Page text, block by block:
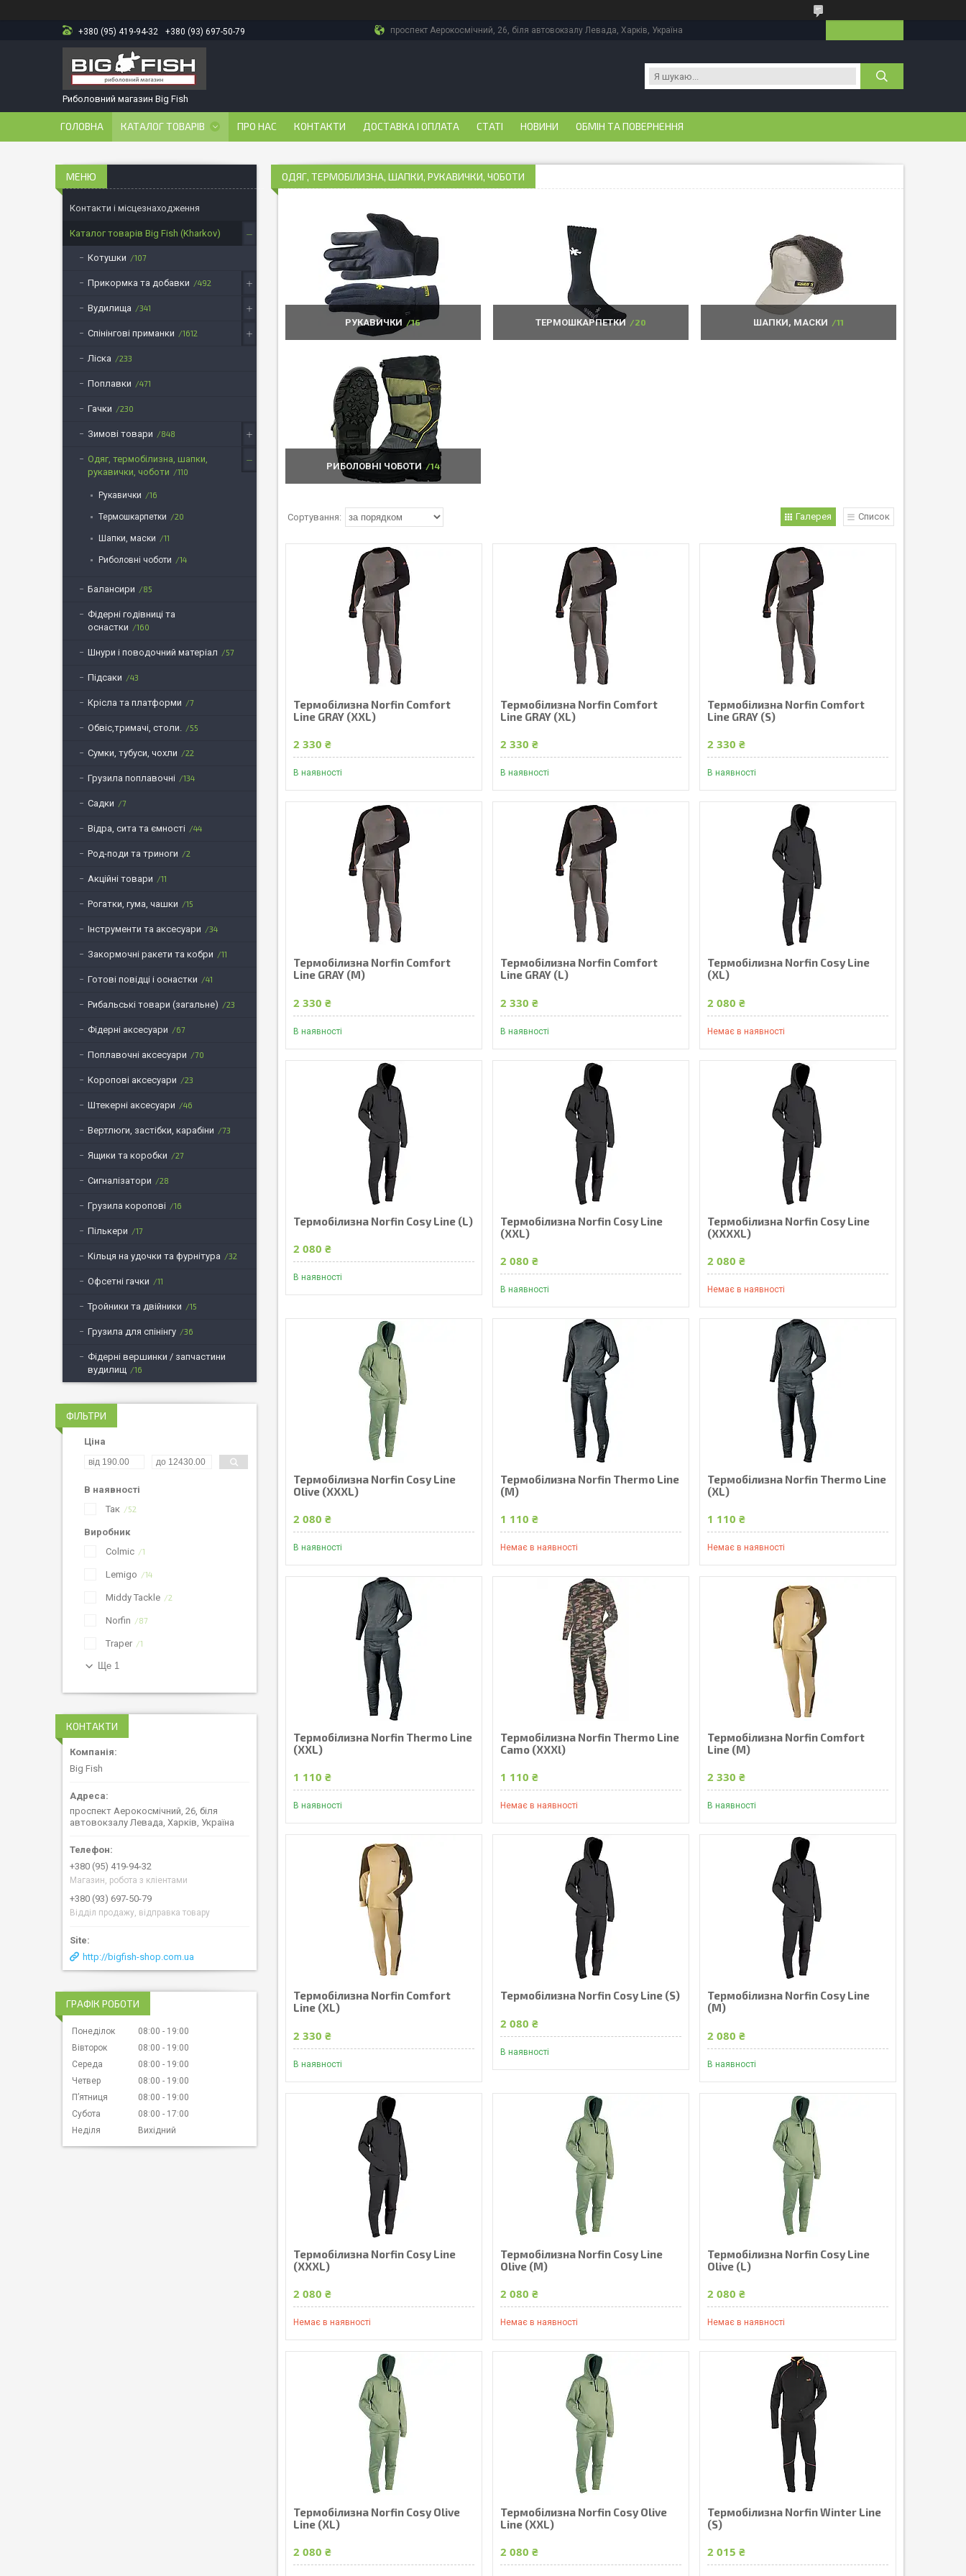
+380 (95) 419-94-32 +380 (93) 697-50-79 проспект Аерокосмічний, 26, біля автовокзалу Левада, Харків, Україна
Риболовний магазин Big Fish
ГОЛОВНА КАТАЛОГ ТОВАРІВ ПРО НАС КОНТАКТИ ДОСТАВКА І ОПЛАТА СТАТІ НОВИНИ ОБМІН ТА ПОВЕРНЕННЯ
ОДЯГ, ТЕРМОБІЛИЗНА, ШАПКИ, РУКАВИЧКИ, ЧОБОТИ
РУКАВИЧКИ 16 ТЕРМОШКАРПЕТКИ 20 ШАПКИ, МАСКИ 11
РИБОЛОВНІ ЧОБОТИ 14
Галерея Список
Термобілизна Norfin Comfort
Line GRAY (XXL)
2 330 ₴
В наявності
Термобілизна Norfin Comfort
Line GRAY (XL)
2 330 ₴
В наявності
Термобілизна Norfin Comfort
Line GRAY (S)
2 330 ₴
В наявності
Термобілизна Norfin Comfort
Line GRAY (M)
2 330 ₴
В наявності
Термобілизна Norfin Comfort
Line GRAY (L)
2 330 ₴
В наявності
Термобілизна Norfin Cosy Line
(XL)
2 080 ₴
Немає в наявності
Термобілизна Norfin Cosy Line (L)
2 080 ₴
В наявності
Термобілизна Norfin Cosy Line
(XXL)
2 080 ₴
В наявності
Термобілизна Norfin Cosy Line
(XXXXL)
2 080 ₴
Немає в наявності
Термобілизна Norfin Cosy Line
Olive (XXXL)
2 080 ₴
В наявності
Термобілизна Norfin Thermo Line
(M)
1 110 ₴
Немає в наявності
Термобілизна Norfin Thermo Line
(XL)
1 110 ₴
Немає в наявності
Термобілизна Norfin Thermo Line
(XXL)
1 110 ₴
В наявності
Термобілизна Norfin Thermo Line
Camo (XXXl)
1 110 ₴
Немає в наявності
Термобілизна Norfin Comfort
Line (M)
2 330 ₴
В наявності
Термобілизна Norfin Comfort
Line (XL)
2 330 ₴
В наявності
Термобілизна Norfin Cosy Line (S)
2 080 ₴
В наявності
Термобілизна Norfin Cosy Line
(M)
2 080 ₴
В наявності
Термобілизна Norfin Cosy Line
(XXXL)
2 080 ₴
Немає в наявності
Термобілизна Norfin Cosy Line
Olive (M)
2 080 ₴
Немає в наявності
Термобілизна Norfin Cosy Line
Olive (L)
2 080 ₴
Немає в наявності
Термобілизна Norfin Cosy Olive
Line (XL)
2 080 ₴
Термобілизна Norfin Cosy Olive
Line (XXL)
2 080 ₴
Термобілизна Norfin Winter Line
(S)
2 015 ₴
Контакти і місцезнаходження
Каталог товарів Big Fish (Kharkov)
Котушки 107
Прикормка та добавки 492
Вудилища 341
Спінінгові приманки 1612
Ліска 233
Поплавки 471
Гачки 230
Зимові товари 848
Одяг, термобілизна, шапки,
рукавички, чоботи
110
Рукавички 16
Термошкарпетки 20
Шапки, маски 11
Риболовні чоботи 14
Балансири 85
Фідерні годівниці та
оснастки
160
Шнури і поводочний матеріал 57
Підсаки 43
Крісла та платформи 7
Обвіс,тримачі, столи. 55
Сумки, тубуси, чохли 22
Грузила поплавочні 134
Садки 7
Відра, сита та ємності 44
Род-поди та триноги 2
Акційні товари 11
Рогатки, гума, чашки 15
Інструменти та аксесуари 34
Закормочні ракети та кобри 11
Готові повідці і оснастки 41
Рибальські товари (загальне) 23
Фідерні аксесуари 67
Поплавочні аксесуари 70
Коропові аксесуари 23
Штекерні аксесуари 46
Вертлюги, застібки, карабіни 73
Ящики та коробки 27
Сигналізатори 28
Грузила коропові 16
Пількери 17
Кільця на удочки та фурнітура 32
Офсетні гачки 11
Тройники та двійники 15
Грузила для спінінгу 36
Фідерні вершинки / запчастини
вудилищ
16
ФІЛЬТРИ
Ціна
В наявності
Так
52
Виробник
Colmic
1
Lemigo 14
Middy Tackle 2
Norfin 87
Traper 1
Ще 1
КОНТАКТИ
Big Fish
проспект Аерокосмічний, 26, біля
автовокзалу Левада, Харків, Україна
+380 (95) 419-94-32
Магазин, робота з кліентами
+380 (93) 697-50-79
Відділ продажу, відправка товару
http://bigfish-shop.com.ua
ГРАФІК РОБОТИ
Понеділок 08:00
19:00
Вівторок
08:00
19:00
Середа
08:00
19:00
Четвер
08:00
19:00
Пʼятниця
08:00
19:00
Субота
08:00
17:00
Неділя
Вихідний